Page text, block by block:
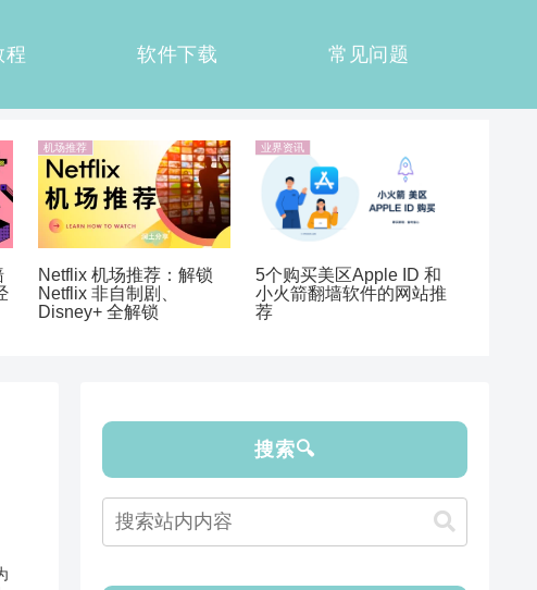
程 软件下载 常见问题
机场推荐
Netflix 机场推荐：解锁
Netflix 非自制剧、
Disney+ 全解锁
业界资讯
5个购买美区Apple ID 和
小火箭翻墙软件的网站推
荐
搜索🔍